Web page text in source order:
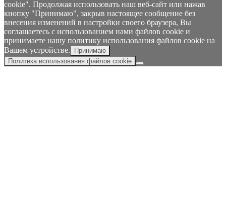
cookie". Продолжая использовать наш веб-сайт или нажав
кнопку "Принимаю", закрыв настоящее сообщение без
внесения изменений в настройки своего браузера, Вы
соглашаетесь с использованием нами файлов cookie и
принимаете нашу политику использования файлов cookie на
Вашем устройстве.
Принимаю
Политика использования файлов cookie